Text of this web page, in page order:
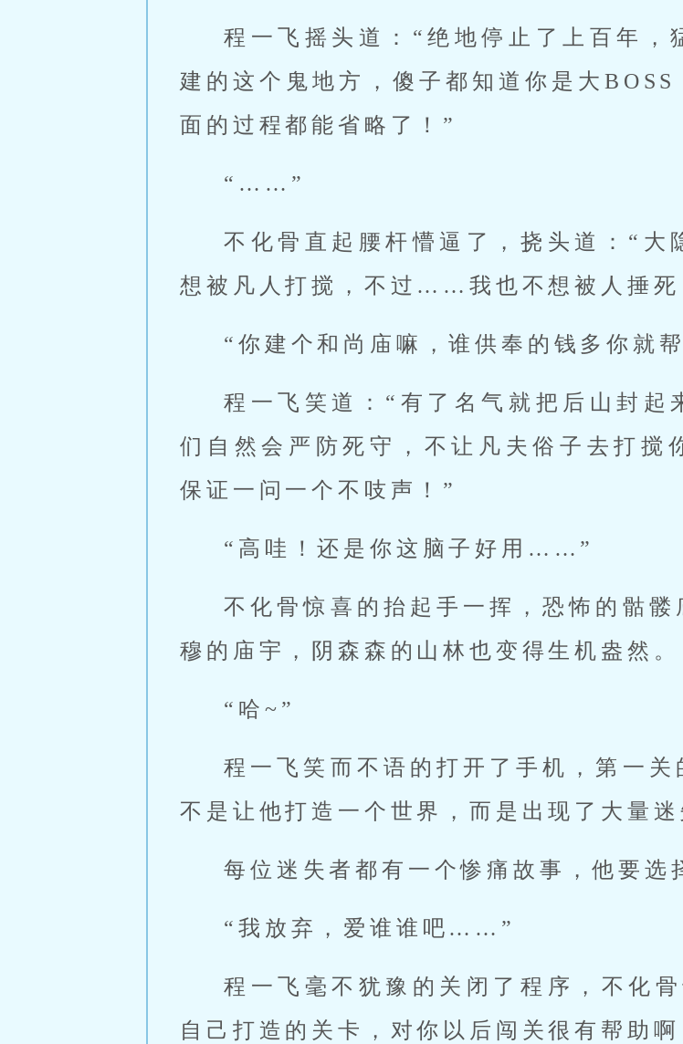
程一飞摇头道：“绝地停止了上百年，
建的这个鬼地方，傻子都知道你是大
面的过程都能省略了！”
“……”
不化骨直起腰杆懵逼了，挠头道：“大
想被凡人打搅，不过……我也不想被人捶死
“你建个和尚庙嘛，谁供奉的钱多你就
程一飞笑道：“有了名气就把后山封起
们自然会严防死守，不让凡夫俗子去打搅
保证一问一个不吱声！”
“高哇！还是你这脑子好用……”
不化骨惊喜的抬起手一挥，恐怖的骷
穆的庙宇，阴森森的山林也变得生机盎然。
“哈~”
程一飞笑而不语的打开了手机，第一
不是让他打造一个世界，而是出现了大量迷
每位迷失者都有一个惨痛故事，他要选
“我放弃，爱谁谁吧……”
程一飞毫不犹豫的关闭了程序，不化
自己打造的关卡，对你以后闯关很有帮助啊